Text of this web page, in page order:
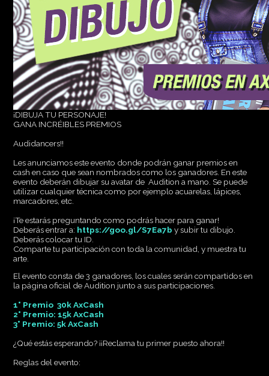
¡DIBUJA TU PERSONAJE!
GANA INCRÉIBLES PREMIOS
Audidancers!!
Les anunciamos este evento donde podrán ganar premios en
cash en caso que sean nombrados como los ganadores. En este
evento deberán dibujar su avatar de Audition a mano. Se puede
utilizar cualquier técnica como por ejemplo acuarelas, lápices,
marcadores, etc.
¡Te estarás preguntando como podrás hacer para ganar!
Deberás entrar a: https://goo.gl/S7Ea7b y subir tu dibujo.
Deberás colocar tu ID.
Comparte tu participación con toda la comunidad, y muestra tu
arte.
El evento consta de 3 ganadores, los cuales serán compartidos en
la página oficial de Audition junto a sus participaciones.
1° Premio 30k AxCash
2° Premio: 15k AxCash
3° Premio: 5k AxCash
¿Qué estás esperando? ¡¡Reclama tu primer puesto ahora!!
Reglas del evento: